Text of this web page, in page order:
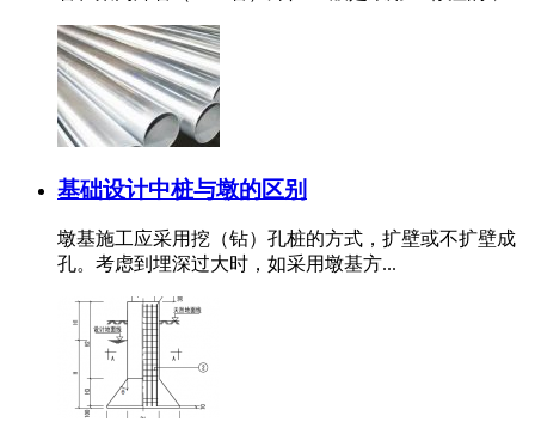
基础设计中桩与墩的区别
墩基施工应采用挖（钻）孔桩的方式，扩壁或不扩壁成
孔。考虑到埋深过大时，如采用墩基方...